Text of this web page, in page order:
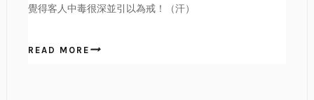
覺得客人中毒很深並引以為戒！（汗）
READ MORE